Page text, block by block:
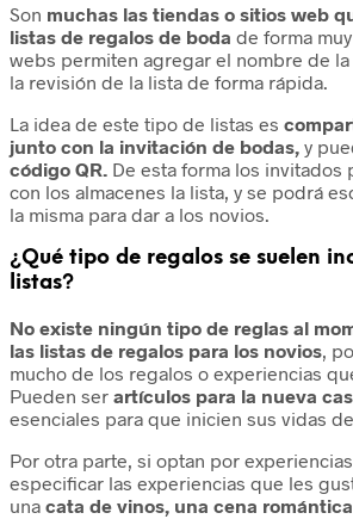
Son muchas las tiendas o sitios web
listas de regalos de boda de forma
webs permiten agregar el nombre de
la revisión de la lista de forma rápida.
La idea de este tipo de listas es
junto con la invitación de bodas, y
código QR. De esta forma los invitados
con los almacenes la lista, y se podrá
la misma para dar a los novios.
¿Qué tipo de regalos se suelen
listas?
No existe ningún tipo de reglas al
las listas de regalos para los novios,
mucho de los regalos o experiencias
Pueden ser artículos para la nueva
esenciales para que inicien sus vidas
Por otra parte, si optan por
especificar las experiencias que les
una cata de vinos, una cena